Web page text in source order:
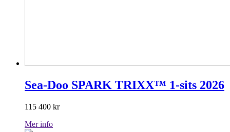
Sea-Doo SPARK TRIXX™ 1-sits 2026
115 400 kr
Mer info